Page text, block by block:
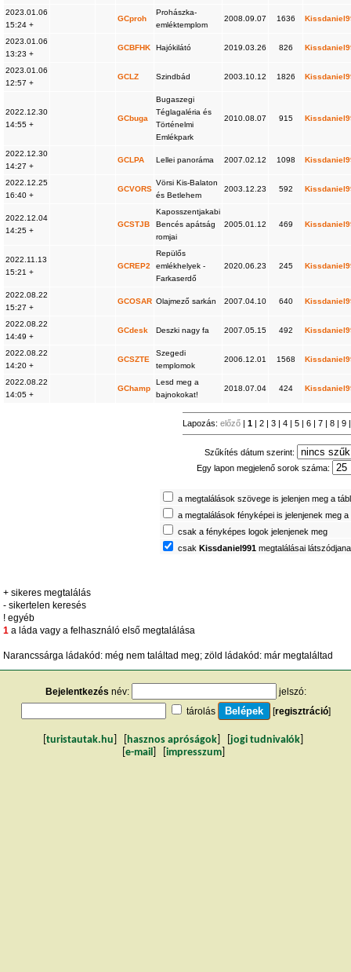
2023.01.06
15:24 +
GCproh
Prohászka-
emléktemplom
2008.09.07 1636
2023.01.06
13:23 +
GCBFHK Hajókilátó 2019.03.26 826
2023.01.06
12:57 +
GCLZ Szindbád 2003.10.12 1826
2022.12.30
14:55 +
GCbuga
Bugaszegi
Téglagaléria és
Történelmi
Emlékpark
2010.08.07 915
2022.12.30
14:27 +
GCLPA Lellei panoráma 2007.02.12 1098
2022.12.25
16:40 +
GCVORS
Vörsi Kis-Balaton
és Betlehem
2003.12.23 592
2022.12.04
14:25 +
GCSTJB
Kaposszentjakabi
Bencés apátság
romjai
2005.01.12 469
2022.11.13
15:21 +
GCREP2
Repülős
emlékhelyek -
Farkaserdő
2020.06.23 245
2022.08.22
15:27 +
GCOSAR Olajmező sarkán 2007.04.10 640
2022.08.22
14:49 +
GCdesk Deszki nagy fa 2007.05.15 492
2022.08.22
14:20 +
GCSZTE
Szegedi
templomok
2006.12.01 1568
2022.08.22
14:05 +
GChamp
Lesd meg a
bajnokokat!
2018.07.04 424
Lapozás:előző |1 | 2 | 3 | 4 | 5 | 6 | 7 | 8 | 9
Szűkítés dátum szerint:
Egy lapon megjelenő sorok száma:
a megtalálások szövege is jelenjen meg a
a megtalálások fényképei is jelenjenek meg
csak a fényképes logok jelenjenek meg
csakKissdaniel991 megtalálásai
+ sikeres megtalálás
- sikertelen keresés
! egyéb
1 a láda vagy a felhasználó első megtalálása
Narancssárga ládakód: még nem találtad meg; zöld ládakód: már megtaláltad
Bejelentkezés név:
jelszó:
tárolás
[regisztráció]
turistautak.hu hasznos apróságok jogi tudnivalók
e-mail impresszum]